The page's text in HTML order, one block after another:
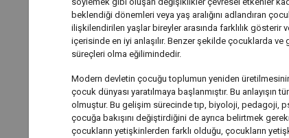
beklendiği dönemleri veya yaş aralığını adlandıran
ilişkilendirilen yaşlar bireyler arasında farklılık
içerisinde en iyi anlaşılır. Benzer şekilde çocuklarda
süreçleri olma eğilimindedir.
Modern devletin çocuğu toplumun yeniden
çocuk dünyası yaratılmaya başlanmıştır. Bu anlayışın
olmuştur. Bu gelişim sürecinde tıp, biyoloji, pedagoji,
çocuğa bakışını değiştirdiğini de ayrıca belirtmek
çocukların yetişkinlerden farklı olduğu, çocukların